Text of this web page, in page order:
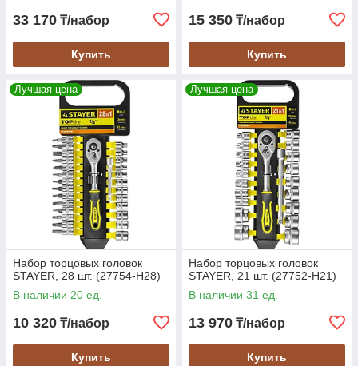
33 170 ₸/набор
Купить
15 350 ₸/набор
Купить
Лучшая цена
Набор торцовых головок
STAYER, 28 шт. (27754-H28)
В наличии 20 ед.
10 320 ₸/набор
Купить
Лучшая цена
Набор торцовых головок
STAYER, 21 шт. (27752-H21)
В наличии 31 ед.
13 970 ₸/набор
Купить